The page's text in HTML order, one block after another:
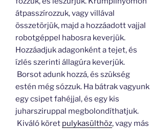
átpasszírozzuk, vagy villával
összetörjük, majd a hozzáadott vajjal
robotgéppel habosra keverjük.
Hozzáadjuk adagonként a tejet, és
ízlés szerinti állagúra keverjük.
Borsot adunk hozzá, és szükség
estén még sózzuk. Ha bátrak vagyunk
egy csipet fahéjjal, és egy kis
juharsziruppal megbolondíthatjuk.
Kiváló köret pulykasülthöz, vagy más